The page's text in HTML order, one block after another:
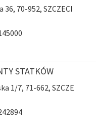
36, 70-952, SZCZECI
STATKÓW
1/7, 71-662, SZCZE